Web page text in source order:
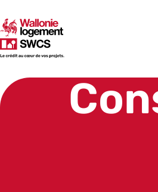
SWCS